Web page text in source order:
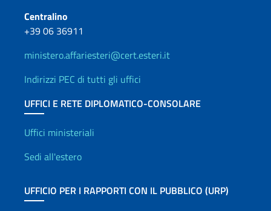
Centralino
+39 06 36911
ministero.affariesteri@cert.esteri.it
Indirizzi PEC di tutti gli uffici
UFFICI E RETE DIPLOMATICO-CONSOLARE
Uffici e Rete diplomatica
Uffici ministeriali
Sedi all'estero
UFFICIO PER I RAPPORTI CON IL PUBBLICO (URP)